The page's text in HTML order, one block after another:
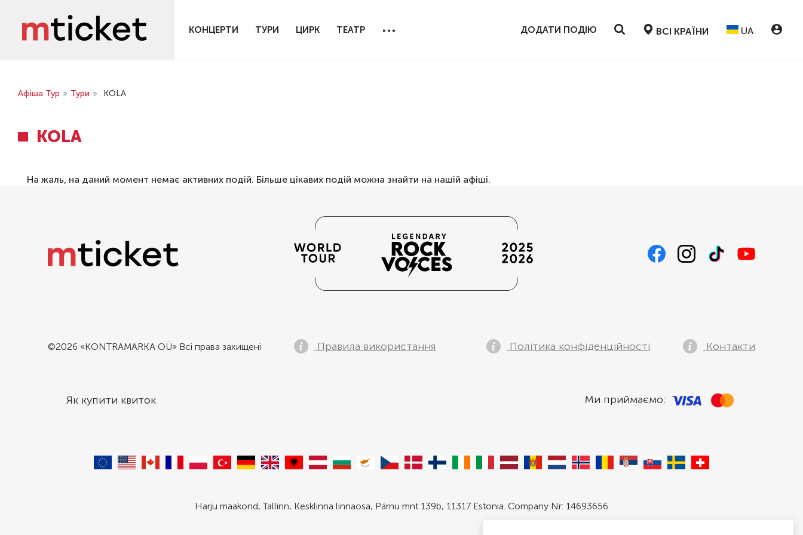
КОНЦЕРТИ ТУРИ ЦИРК ТЕАТР ... ДОДАТИ ПОДІЮ ВСІ КРАЇНИ UA
Афіша Тур » Тури » KOLA
KOLA
На жаль, на даний момент немає активних подій. Більше цікавих подій можна знайти на нашій афіші.
©2026 «KONTRAMARKA OÜ» Всі права захищені Правила використання Політика конфіденційності Контакти
Як купити квиток Ми приймаємо:
Harju maakond, Tallinn, Kesklinna linnaosa, Pärnu mnt 139b, 11317 Estonia. Company Nr: 14693656